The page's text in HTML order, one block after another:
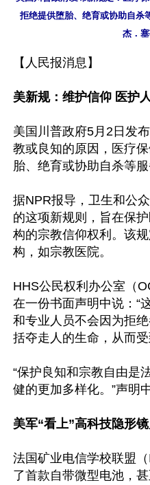
拒绝提供堕胎、绝育或协助自杀
【人民报消息】
美新规：维护信仰 医护
美国川普政府5月2日发
教或良知的原因，医疗
胎、绝育或协助自杀等服
据NPR报导，卫生和公
的这项新规则，旨在保
构的宗教信仰权利。该
构，如宗教医院。
HHS公民权利办公室（
在一份书面声明中说：“
和专业人员不会因为拒
括夺走人的生命，从而
“保护良知和宗教自由是
健的更加多样化。”声明中
美军“看上”高科技隐形
法国矿业电信学校联盟
了首款自带微型电池，